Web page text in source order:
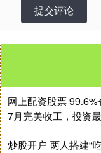
提交评论
网上配资股票 99.6%
7月完美收工，投资
炒股开户 两人搭建“